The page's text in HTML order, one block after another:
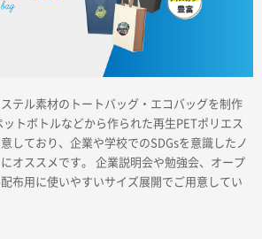
す
テル素材のトートバッグ・エコバッグを制作
トボトルなどから作られた再生PETポリエス
しており、企業や学校でのSDGsを意識したノ
オススメです。 企業説明会や勉強会、オープ
布用に使いやすいサイズ展開でご用意してい